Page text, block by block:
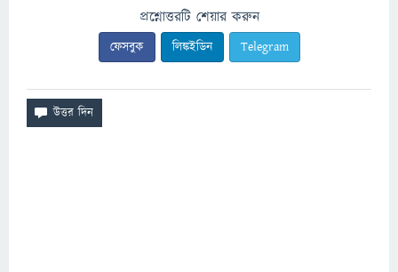
প্রশ্নোত্তরটি শেয়ার করুন
ফেসবুক লিঙ্কইডিন Telegram